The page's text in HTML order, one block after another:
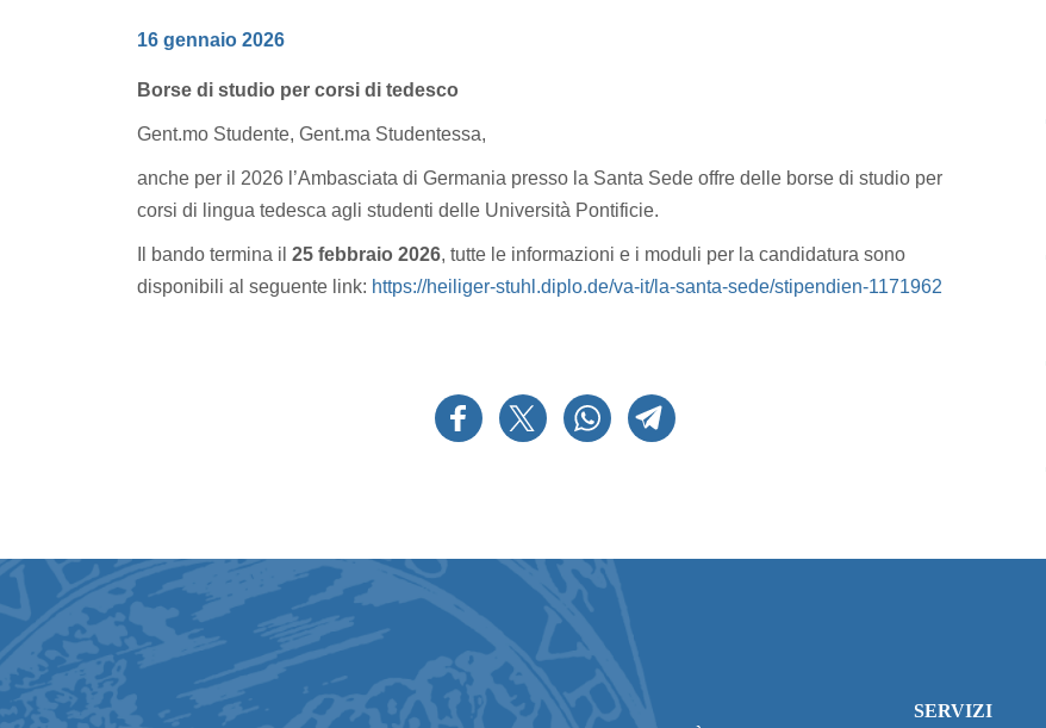
16 gennaio 2026
Borse di studio per corsi di tedesco
Gent.mo Studente, Gent.ma Studentessa,
anche per il 2026 l’Ambasciata di Germania presso la Santa Sede offre delle borse di studio per
corsi di lingua tedesca agli studenti delle Università Pontificie.
Il bando termina il 25 febbraio 2026, tutte le informazioni e i moduli per la candidatura sono
disponibili al seguente link: https://heiliger-stuhl.diplo.de/va-it/la-santa-sede/stipendien-1171962
SERVIZI